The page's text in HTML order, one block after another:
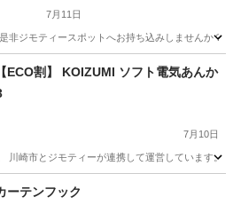
7月11日
モティースポットへお持ち込みしませんか？
経済 現地
ECO割】 KOIZUMI ソフト電気あんか
7月10日
川崎市とジモティーが連携して運営していま
家電 リユース
ーテンフック